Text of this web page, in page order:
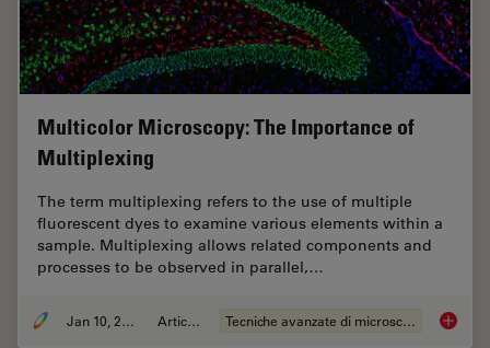
Multicolor Microscopy: The Importance of
Multiplexing
The term multiplexing refers to the use of multiple
fluorescent dyes to examine various elements within a
sample. Multiplexing allows related components and
processes to be observed in parallel,…
Jan 10, 2022 Articolo Tecniche avanzate di microscopia